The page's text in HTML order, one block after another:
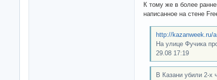
К тому же в более
написанное на стене
http://kazanweek.ru/
На улице Фучика
29.08 17:19
В Казани убили 2-х